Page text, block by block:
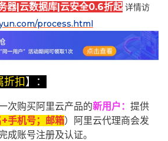
器|云数据库|云安全0.6折起 详情访
process.html
折扣】：
次购买阿里云产品的新用户 ： 提供
手机号；邮箱）阿里云代理商会发
成账号注册及认证。